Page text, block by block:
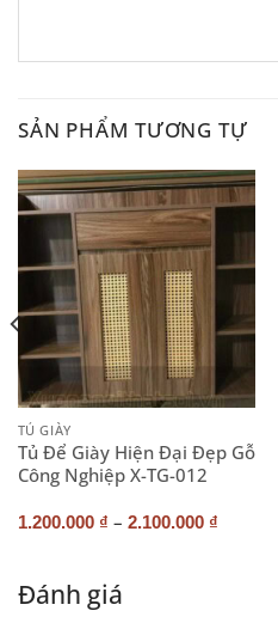
SẢN PHẨM TƯƠNG TỰ
TỦ GIÀY
Tủ Để Giày Hiện Đại Đẹp Gỗ
Công Nghiệp X-TG-012
1.200.000 ₫ – 2.100.000 ₫
Đánh giá